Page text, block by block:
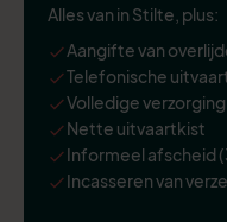
Alles van in Stilte, plus:
Aangifte van
Telefonische
Volledige verzorging
Nette uitvaartkist
Informeel afscheid
Incasseren van